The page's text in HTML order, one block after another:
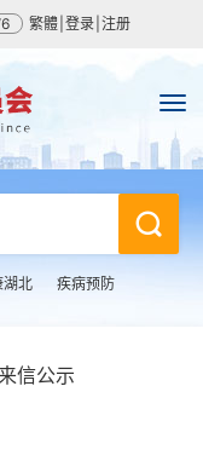
繁體 登录 注册
湖北 疾病预防
来信公示